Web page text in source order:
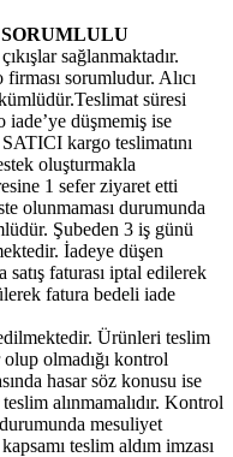
sağlanmaktadır.
sorumludur. Alıcı
süresi
düşmemiş ise
kargo teslimatını
oluşturmakla
1 sefer ziyaret etti
olunmaması durumunda
Şubeden 3 iş günü
İadeye düşen
satış faturası iptal edilerek
fatura bedeli iade
Ürünleri teslim
olmadığı kontrol
hasar söz konusu ise
alınmamalıdır. Kontrol
mesuliyet
teslim aldım imzası